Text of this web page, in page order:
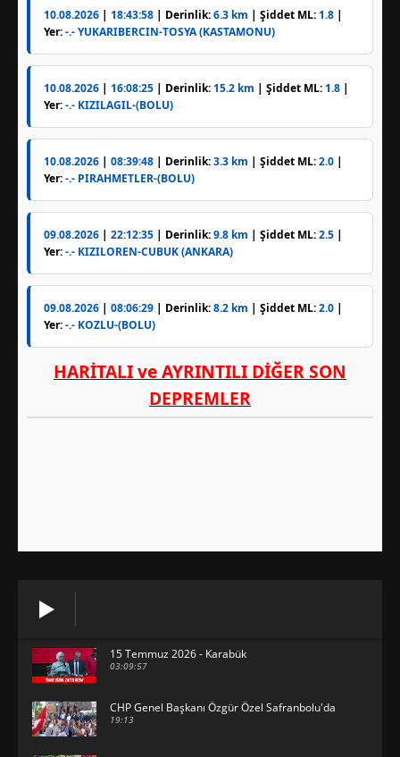
15 Temmuz 2026 - Karabük
03:09:57
CHP Genel Başkanı Özgür Özel Safranbolu'da
19:13